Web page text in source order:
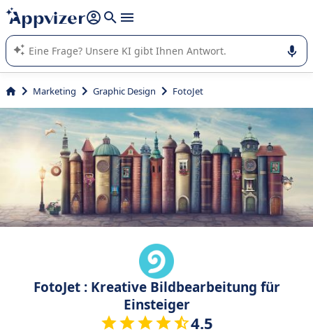
beantworten (mehrere Zeilen mit
Die KI von Appvizer führt Sie bei der Nutzung oder Auswahl
von SaaS-Software in Unternehmen.
Marketing Graphic Design FotoJet
FotoJet : Kreative Bildbearbeitung für
Einsteiger
4.5